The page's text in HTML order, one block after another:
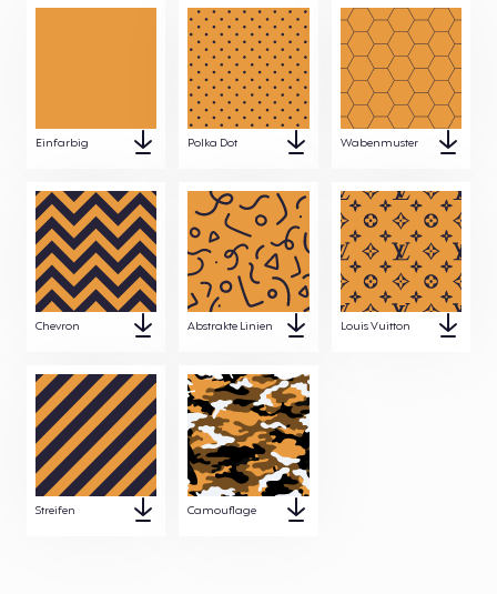
Einfarbig Polka Dot Wabenmuster
Chevron Abstrakte Linien Louis Vuitton
Streifen Camouflage